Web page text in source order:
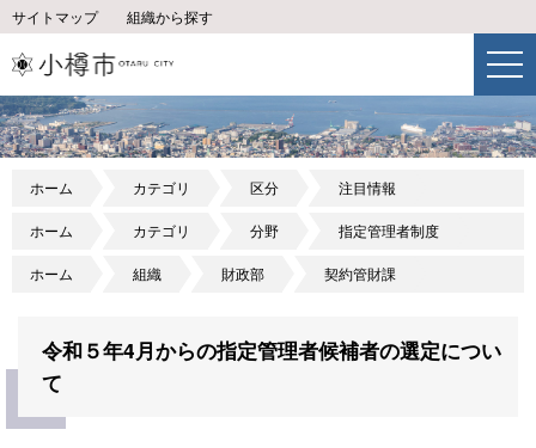
サイトマップ 組織から探す
ホーム カテゴリ 区分 注目情報
ホーム カテゴリ 分野 指定管理者制度
ホーム 組織 財政部 契約管財課
令和５年4月からの指定管理者候補者の選定につい
て